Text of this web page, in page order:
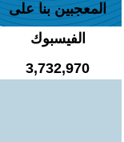
المعجبين بنا على
الفيسبوك
3,732,970